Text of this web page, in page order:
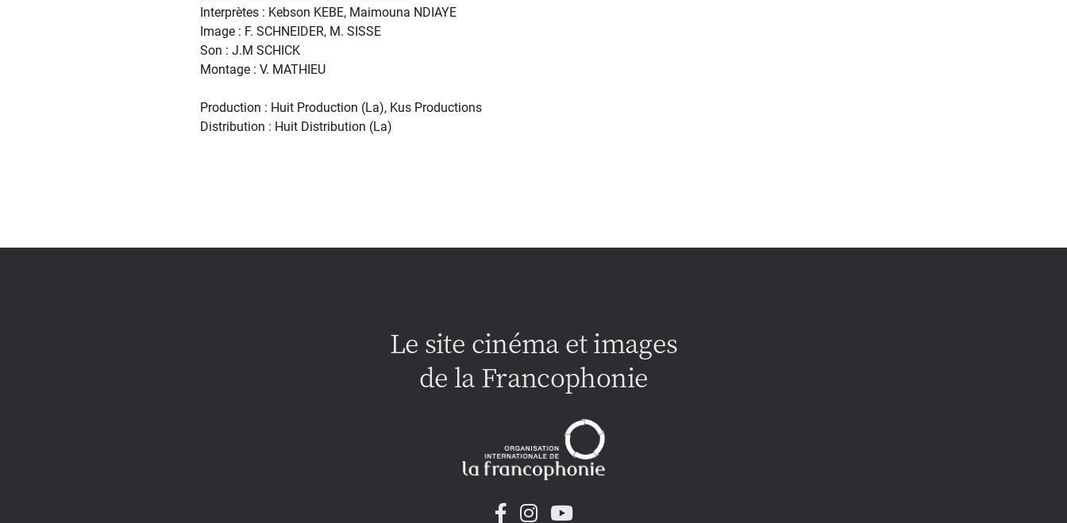
Interprètes : Kebson KEBE, Maimouna NDIAYE
Image : F. SCHNEIDER, M. SISSE
Son : J.M SCHICK
Montage : V. MATHIEU
Production : Huit Production (La), Kus Productions
Distribution : Huit Distribution (La)
Le site cinéma et images
de la Francophonie